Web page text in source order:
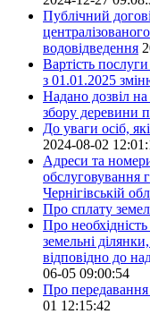
Публічний
водовідведення
Вартість
з 01.01.2025
Надано дозвіл на
збору деревини
До уваги осіб,
2024-08-02
Адреси та номери
обслуговування
Чернігівській
Про сплату
Про
земельні
відповідно до
06-05 09:00:54
Про передавання
01 12:15:42